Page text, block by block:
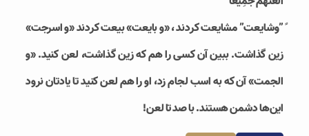
ً”وشایعت” مشایعت کردند ، «و بایعت» بیعت کردند «و اسرجت»
زین گذاشت. ببین آن کسی را هم که زین گذاشت، لعن کنید. «و
الجمت» آن که به اسب لجام زد، او را هم لعن کنید تا یادتان نرود
این‌ها دشمن هستند. با صد تا لعن!